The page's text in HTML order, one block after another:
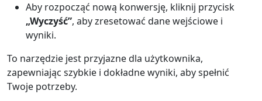
Aby rozpocząć nową konwersję, kliknij przycisk
„Wyczyść”, aby zresetować dane wejściowe i
wyniki.
To narzędzie jest przyjazne dla użytkownika,
zapewniając szybkie i dokładne wyniki, aby spełnić
Twoje potrzeby.